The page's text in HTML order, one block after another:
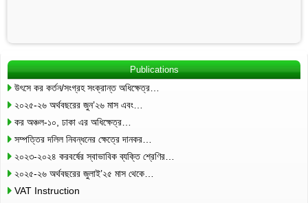
Publications
উৎসে কর কর্তন/সংগ্রহ সংক্রান্ত অধিক্ষেত্র…
২০২৫-২৬ অর্থবছরের জুন’২৬ মাস এবং…
কর অঞ্চল-১০, ঢাকা এর অধিক্ষেত্র…
সম্পত্তির দলিল নিবন্ধনের ক্ষেত্রে দানকর…
২০২৩-২০২৪ করবর্ষের স্বাভাবিক ব্যক্তি শ্রেণির…
২০২৫-২৬ অর্থবছরের জুলাই’২৫ মাস থেকে…
VAT Instruction